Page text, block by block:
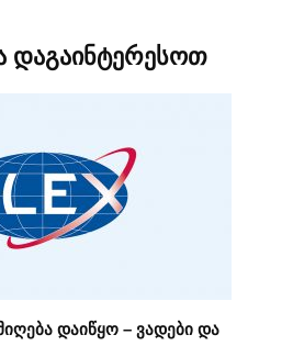
დაგაინტერესოთ
დაიწყო – ვადები და